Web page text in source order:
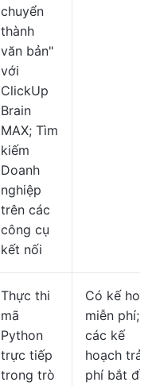
chuyển
thành
văn bản"
với
ClickUp
Brain
MAX; Tìm
kiếm
Doanh
nghiệp
trên các
công cụ
kết nối
Thực thi
mã
Python
trực tiếp
trong trò
Có kế
miễn phí;
các kế
hoạch trả
phí bắt đầu